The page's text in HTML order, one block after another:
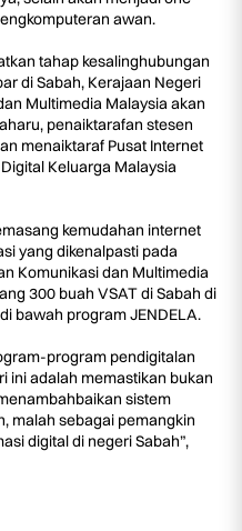
awan.
tahap kesalinghubungan
di Sabah, Kerajaan Negeri
Multimedia Malaysia akan
penaiktarafan stesen
menaiktaraf Pusat Internet
Keluarga Malaysia
kemudahan internet
yang dikenalpasti pada
Komunikasi dan Multimedia
300 buah VSAT di Sabah di
bawah program JENDELA.
program pendigitalan
ini adalah memastikan bukan
sistem
malah sebagai pemangkin
digital di negeri Sabah”,